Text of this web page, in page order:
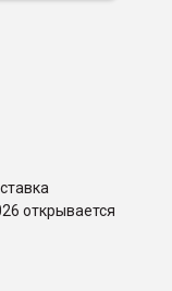
открывается